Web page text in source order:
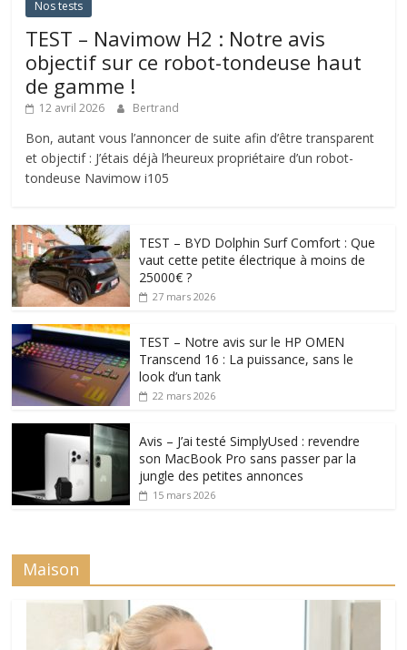
Nos tests
TEST – Navimow H2 : Notre avis
objectif sur ce robot-tondeuse haut
de gamme !
12 avril 2026 Bertrand
Bon, autant vous l’annoncer de suite afin d’être transparent
et objectif : J’étais déjà l’heureux propriétaire d’un robot-
tondeuse Navimow i105
TEST – BYD Dolphin Surf Comfort : Que
vaut cette petite électrique à moins de
25000€ ?
27 mars 2026
TEST – Notre avis sur le HP OMEN
Transcend 16 : La puissance, sans le
look d’un tank
22 mars 2026
Avis – J’ai testé SimplyUsed : revendre
son MacBook Pro sans passer par la
jungle des petites annonces
15 mars 2026
Maison